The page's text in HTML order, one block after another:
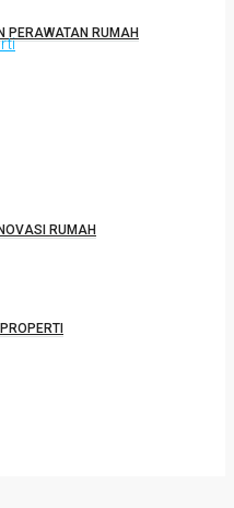
PERAWATAN RUMAH
RUMAH